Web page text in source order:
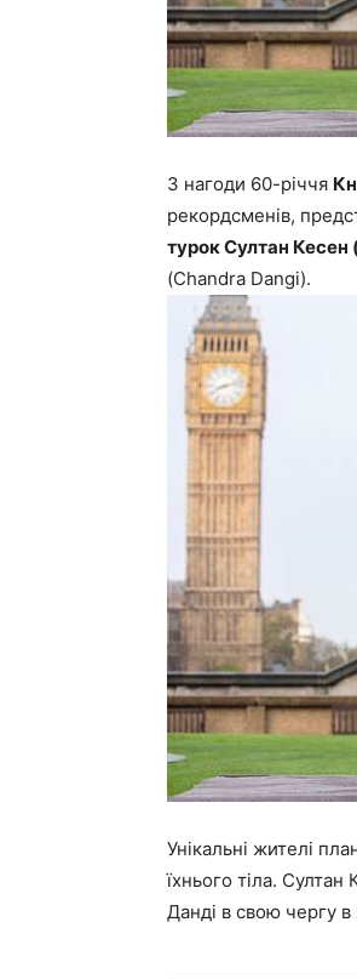
З нагоди 60-річчя
рекордсменів,
турок Султан Кесен
(Chandra Dangi).
Унікальні жителі
їхнього тіла.
Данді в свою чергу в